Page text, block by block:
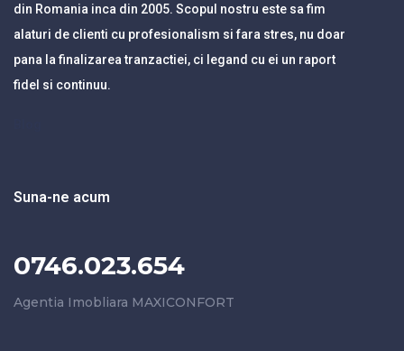
din Romania inca din 2005. Scopul nostru este sa fim
alaturi de clienti cu profesionalism si fara stres, nu doar
pana la finalizarea tranzactiei, ci legand cu ei un raport
fidel si continuu.
Suna-ne acum
0746.023.654
Agentia Imobliara MAXICONFORT